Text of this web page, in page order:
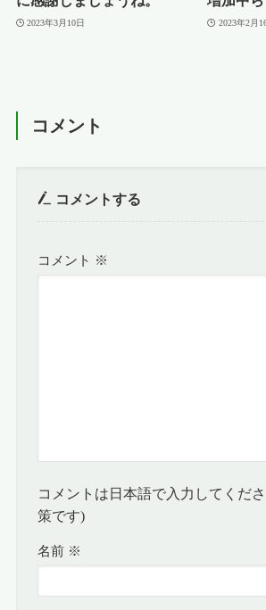
2023年3月10日 2023年2月
コメント
コメントする
コメント ※
コメントは日本語で入力してくだ
策です)
名前 ※